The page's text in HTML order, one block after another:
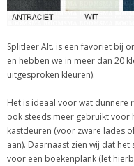
Splitleer Alt. is een favoriet bij
en hebben we in meer dan 20
uitgesproken kleuren).
Het is ideaal voor wat dunnere
ook steeds meer gebruikt voor
kastdeuren (voor zware lades
aan). Daarnaast zien wij dat
voor een boekenplank (let